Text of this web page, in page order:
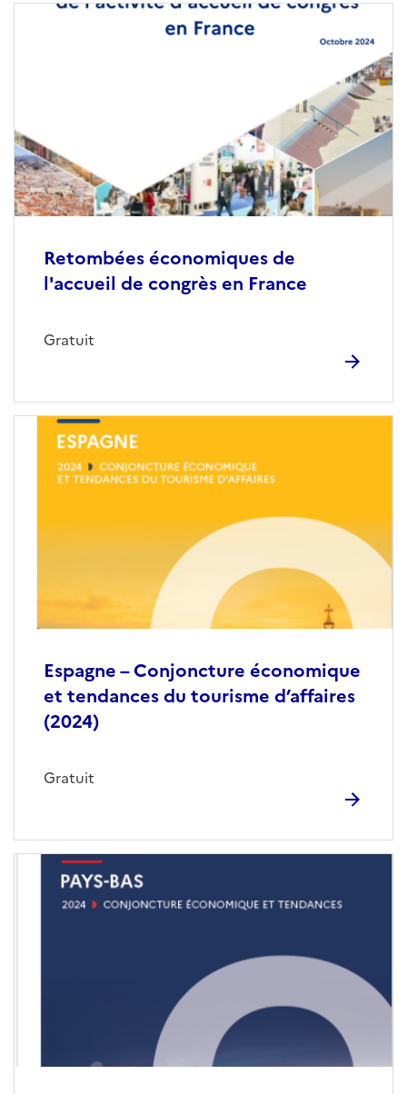
Retombées économiques de
l'accueil de congrès en France
Gratuit
Espagne – Conjoncture économique
et tendances du tourisme d’affaires
(2024)
Gratuit